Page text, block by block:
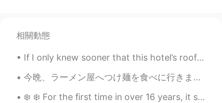
EN
@captain54コーヒー ☕️☀️
captain54 2021.09.08 22:39
相關動態
If I only knew sooner that this hotel’s roof had such a beautiful view. 💕 I’d have come here to ...
今晩、ラーメン屋へつけ麺を食べに行きました。ラーメン屋でポスターがあって、ポスターが言うの「つけ麺の作り方:まず、汁だけを味わって、麺だけを味わって、汁に麺をつけてから、食べてください。」良かっ...
❄️ ❄️ For the first time in over 16 years, it snowed five inches! In Texas, snow is rare! I was b...